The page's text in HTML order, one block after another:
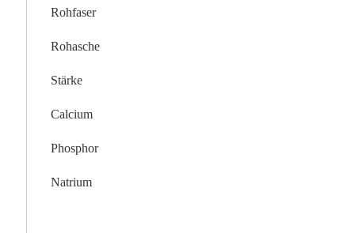
Rohfaser
Rohasche
Stärke
Calcium
Phosphor
Natrium